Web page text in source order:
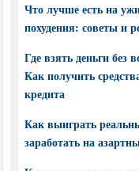
Что лучше есть на
похудения: советы и
Где взять деньги
Как получить
кредита
Как выиграть
заработать на